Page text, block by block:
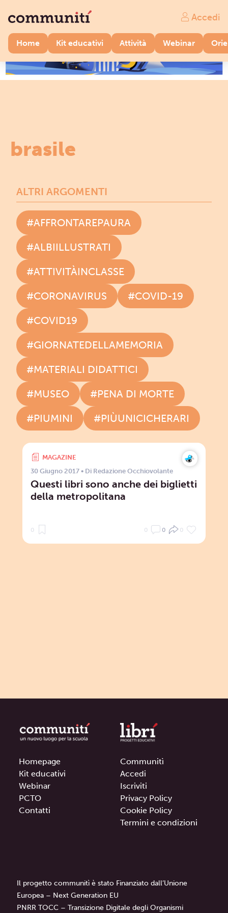
Home Kit educativi Attività Webinar
Accedi
brasile
MAGAZINE
30 Giugno 2017 • Di Redazione Occhiovolante
Questi libri sono anche dei biglietti
della metropolitana
0 0 0 0
ALTRI ARGOMENTI
#AFFRONTAREPAURA
#ALBIILLUSTRATI
#ATTIVITÀINCLASSE
#CORONAVIRUS
#COVID-19
#COVID19
#GIORNATEDELLAMEMORIA
#MATERIALI DIDATTICI
#MUSEO
#PENA DI MORTE
#PIUMINI
#PIÙUNICICHERARI
Homepage
Kit educativi
Webinar
PCTO
Contatti
Communitì
Accedi
Iscriviti
Privacy Policy
Cookie Policy
Termini e condizioni
Il progetto communitì è stato Finanziato dall’Unione
Europea – Next Generation EU
PNRR TOCC – Transizione Digitale degli Organismi